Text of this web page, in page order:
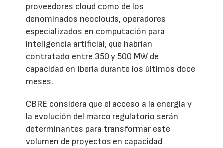
proveedores cloud como de los
denominados neoclouds, operadores
especializados en computación para
inteligencia artificial, que habrían
contratado entre 350 y 500 MW de
capacidad en Iberia durante los últimos doce
meses.
CBRE considera que el acceso a la energía y
la evolución del marco regulatorio serán
determinantes para transformar este
volumen de proyectos en capacidad